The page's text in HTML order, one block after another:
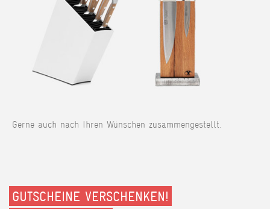
Gerne auch nach Ihren Wünschen zusammengestellt.
GUTSCHEINE VERSCHENKEN!